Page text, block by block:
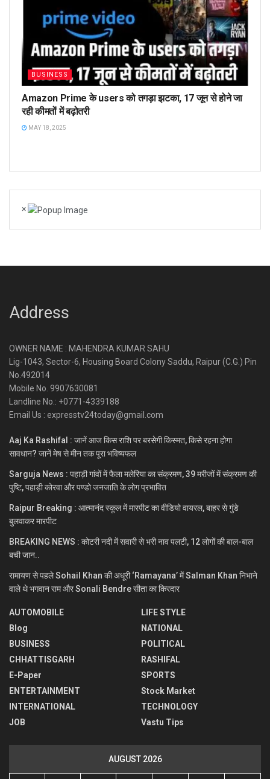
BUSINESS
Amazon Prime के users को तगड़ा झटका, 17 जून से होने जा
रही कीमतों में बढ़ोतरी
MAY 18, 2025
×
Address
OWNER NAME : MAHENDRA KUMAR SAHU
Lig-1043, Sector-6, Housing Board Colony Saddu, Raipur (C.G.) Pin
No.492014
Mobile No. 9907630081
Landline No.: +0771-4339188
Email Us : expresstv24today@gmail.com
Aaj Ka Rashifal : जानें आज किस राशि पर बरसेगी किस्मत, किसे रहना होगा
सावधान? जानें मेष से मीन तक पूरा भविष्यफल
Sarguja News : पहाड़ी गांवों में फैला मलेरिया का संक्रमण, 39 मरीजों में संक्रमण की
पुष्टि, पहाड़ी कोरवा और पण्डो जनजाति के लोग प्रभावित
Raipur Breaking : आत्मानंद स्कूल में मारपीट का वीडियो वायरल, बाहर से गुंडे
बुलवाकर मारपीट
BREAKING NEWS : कोटरी नदी में सवारी से भरी नाव पलटी, 12 लोगों की बाल-बाल
बची जान..
रामायण से पहले Sohail Khan की अधूरी ‘Ramayana’ में Salman Khan निभाने
वाले थे भगवान राम और Sonali Bendre सीता का किरदार
AUTOMOBILE
Blog
BUSINESS
CHHATTISGARH
E-Paper
ENTERTAINMENT
INTERNATIONAL
JOB
LIFE STYLE
NATIONAL
POLITICAL
RASHIFAL
SPORTS
Stock Market
TECHNOLOGY
Vastu Tips
AUGUST 2026